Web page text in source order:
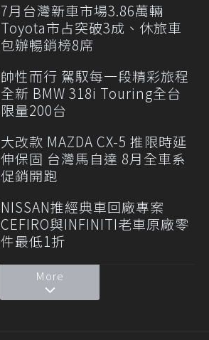
7月台灣新車市場3.86萬輛
Toyota市占突破3成、休旅車
包辦暢銷榜8席
帥性而行 駕馭每一段精彩旅程
全新 BMW 318i Touring全台
限量200台
大改款 MAZDA CX-5 推限時延
伸保固 台灣馬自達 8月全車系
促銷開跑
NISSAN推經典車回廠專案
CEFIRO與INFINITI老車原廠零
件最低1折
More